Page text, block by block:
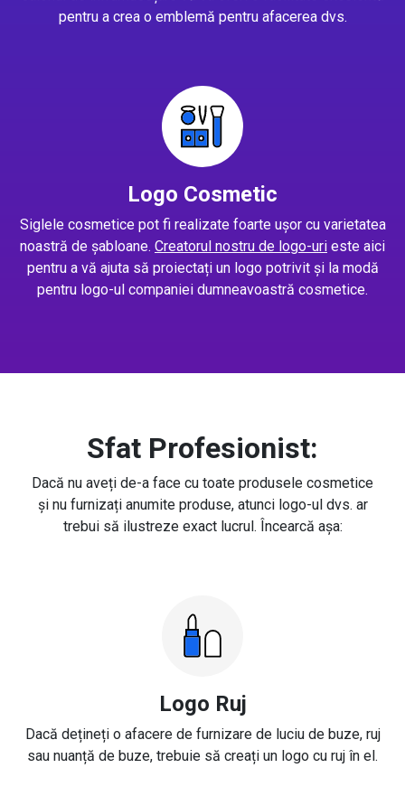
pentru a crea o emblemă pentru afacerea dvs.
Logo Cosmetic
Siglele cosmetice pot fi realizate foarte ușor cu varietatea
noastră de șabloane. Creatorul nostru de logo-uri este aici
pentru a vă ajuta să proiectați un logo potrivit și la modă
pentru logo-ul companiei dumneavoastră cosmetice.
Sfat Profesionist:
Dacă nu aveți de-a face cu toate produsele cosmetice
și nu furnizați anumite produse, atunci logo-ul dvs. ar
trebui să ilustreze exact lucrul. Încearcă așa:
Logo Ruj
Dacă dețineți o afacere de furnizare de luciu de buze, ruj
sau nuanță de buze, trebuie să creați un logo cu ruj în el.